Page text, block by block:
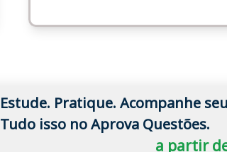
Estude. Pratique. Acompanhe
Tudo isso no Aprova Questões.
a partir